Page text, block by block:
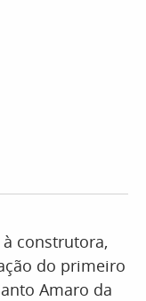
construtora,
do primeiro
Amaro da